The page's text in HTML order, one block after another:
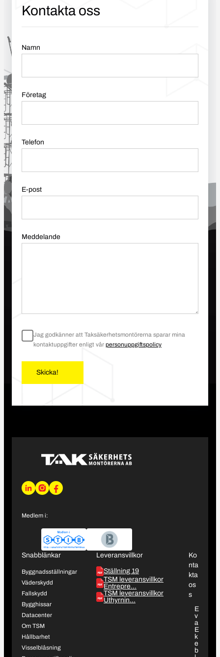
Kontakta oss
Namn
Företag
Telefon
E-post
Meddelande
Jag godkänner att Taksäkerhetsmontörerna sparar mina
kontaktuppgifter enligt vår personuppgiftspolicy
L
n
I
I
m
F
o
o
Medlem i:
Snabblänkar
Byggnadsställningar
Väderskydd
Fallskydd
Bygghissar
Datacenter
Om TSM
Hållbarhet
Visselblåsning
Leveransvillkor
Ställning 19
TSM leveransvillkor
Entrepre…
TSM leveransvillkor
Uthyrnin…
Ko
nta
kta
os
s
E
v
a
E
k
e
b